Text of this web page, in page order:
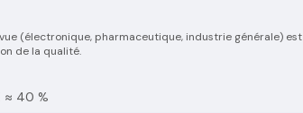
(électronique, pharmaceutique, industrie générale)
de la qualité.
≈ 40 %